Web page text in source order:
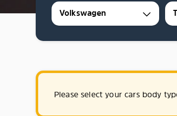
Volkswagen
Please select your cars body